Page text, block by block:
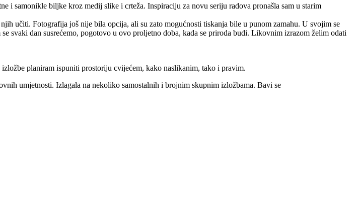
i samonikle biljke kroz medij slike i crteža. Inspiraciju za novu seriju radova pronašla sam u starim
učiti. Fotografija još nije bila opcija, ali su zato mogućnosti tiskanja bile u punom zamahu. U svojim se
svaki dan susrećemo, pogotovo u ovo proljetno doba, kada se priroda budi. Likovnim izrazom želim odati
planiram ispuniti prostoriju cvijećem, kako naslikanim, tako i pravim.
umjetnosti. Izlagala na nekoliko samostalnih i brojnim skupnim izložbama. Bavi se